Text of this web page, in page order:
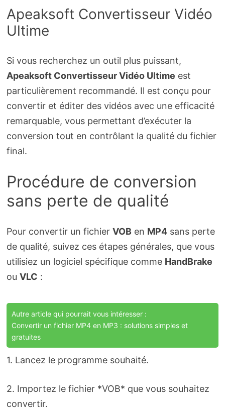
Apeaksoft Convertisseur Vidéo
Ultime
Si vous recherchez un outil plus puissant,
Apeaksoft Convertisseur Vidéo Ultime est
particulièrement recommandé. Il est conçu pour
convertir et éditer des vidéos avec une efficacité
remarquable, vous permettant d’exécuter la
conversion tout en contrôlant la qualité du fichier
final.
Procédure de conversion
sans perte de qualité
Pour convertir un fichier VOBen MP4sans perte
de qualité, suivez ces étapes générales, que vous
utilisiez un logiciel spécifique comme HandBrake
ou VLC :
Autre article qui pourrait vous intéresser :
Convertir un fichier MP4 en MP3 : solutions simples et
gratuites
1. Lancez le programme souhaité.
2. Importez le fichier *VOB* que vous souhaitez
convertir.